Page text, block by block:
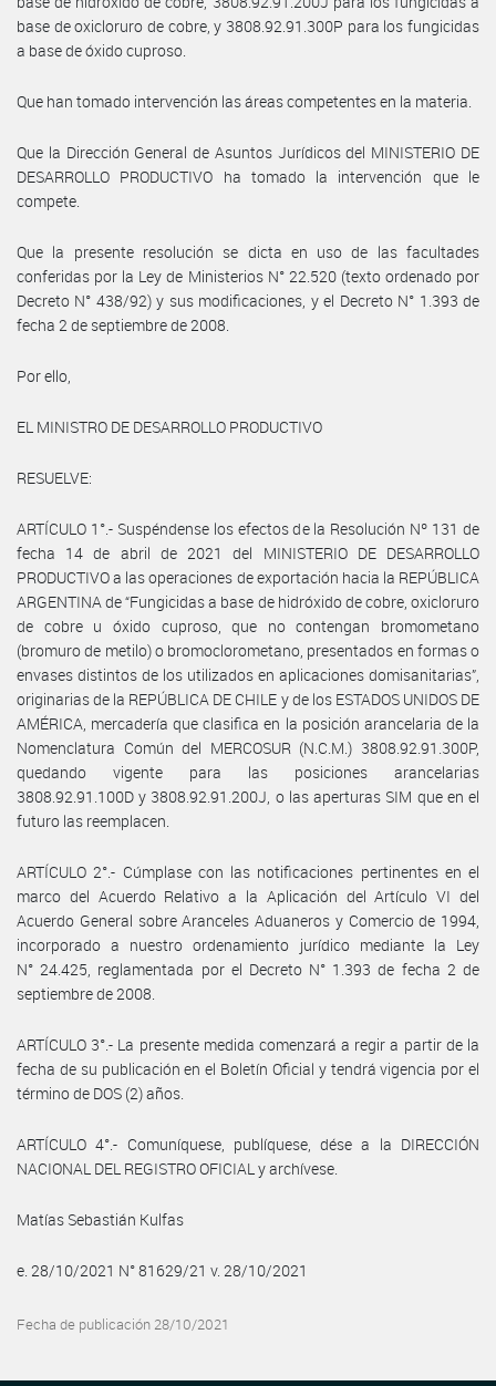
base de oxicloruro de cobre, y 3808.92.91.300P para los fungicidas
a base de óxido cuproso.
Que han tomado intervención las áreas competentes en la materia.
Que la Dirección General de Asuntos Jurídicos del MINISTERIO DE
DESARROLLO PRODUCTIVO ha tomado la intervención que le
compete.
Que la presente resolución se dicta en uso de las facultades
conferidas por la Ley de Ministerios N° 22.520 (texto ordenado por
Decreto N° 438/92) y sus modificaciones, y el Decreto N° 1.393 de
fecha 2 de septiembre de 2008.
Por ello,
EL MINISTRO DE DESARROLLO PRODUCTIVO
RESUELVE:
ARTÍCULO 1°.- Suspéndense los efectos de la Resolución Nº 131 de
fecha 14 de abril de 2021 del MINISTERIO DE DESARROLLO
PRODUCTIVO a las operaciones de exportación hacia la REPÚBLICA
ARGENTINA de “Fungicidas a base de hidróxido de cobre, oxicloruro
de cobre u óxido cuproso, que no contengan bromometano
(bromuro de metilo) o bromoclorometano, presentados en formas o
envases distintos de los utilizados en aplicaciones domisanitarias”,
originarias de la REPÚBLICA DE CHILE y de los ESTADOS UNIDOS DE
AMÉRICA, mercadería que clasifica en la posición arancelaria de la
Nomenclatura Común del MERCOSUR (N.C.M.) 3808.92.91.300P,
quedando vigente para las posiciones arancelarias
3808.92.91.100D y 3808.92.91.200J, o las aperturas SIM que en el
futuro las reemplacen.
ARTÍCULO 2°.- Cúmplase con las notificaciones pertinentes en el
marco del Acuerdo Relativo a la Aplicación del Artículo VI del
Acuerdo General sobre Aranceles Aduaneros y Comercio de 1994,
incorporado a nuestro ordenamiento jurídico mediante la Ley
N° 24.425, reglamentada por el Decreto N° 1.393 de fecha 2 de
septiembre de 2008.
ARTÍCULO 3°.- La presente medida comenzará a regir a partir de la
fecha de su publicación en el Boletín Oficial y tendrá vigencia por el
término de DOS (2) años.
ARTÍCULO 4°.- Comuníquese, publíquese, dése a la DIRECCIÓN
NACIONAL DEL REGISTRO OFICIAL y archívese.
Matías Sebastián Kulfas
e. 28/10/2021 N° 81629/21 v. 28/10/2021
Fecha de publicación 28/10/2021